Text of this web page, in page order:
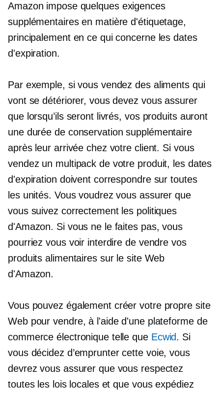
Amazon impose quelques exigences
supplémentaires en matière d'étiquetage,
principalement en ce qui concerne les dates
d'expiration.
Par exemple, si vous vendez des aliments qui
vont se détériorer, vous devez vous assurer
que lorsqu’ils seront livrés, vos produits auront
une durée de conservation supplémentaire
après leur arrivée chez votre client. Si vous
vendez un multipack de votre produit, les dates
d'expiration doivent correspondre sur toutes
les unités. Vous voudrez vous assurer que
vous suivez correctement les politiques
d'Amazon. Si vous ne le faites pas, vous
pourriez vous voir interdire de vendre vos
produits alimentaires sur le site Web
d'Amazon.
Vous pouvez également créer votre propre site
Web pour vendre, à l'aide d'une plateforme de
commerce électronique telle que Ecwid. Si
vous décidez d’emprunter cette voie, vous
devrez vous assurer que vous respectez
toutes les lois locales et que vous expédiez